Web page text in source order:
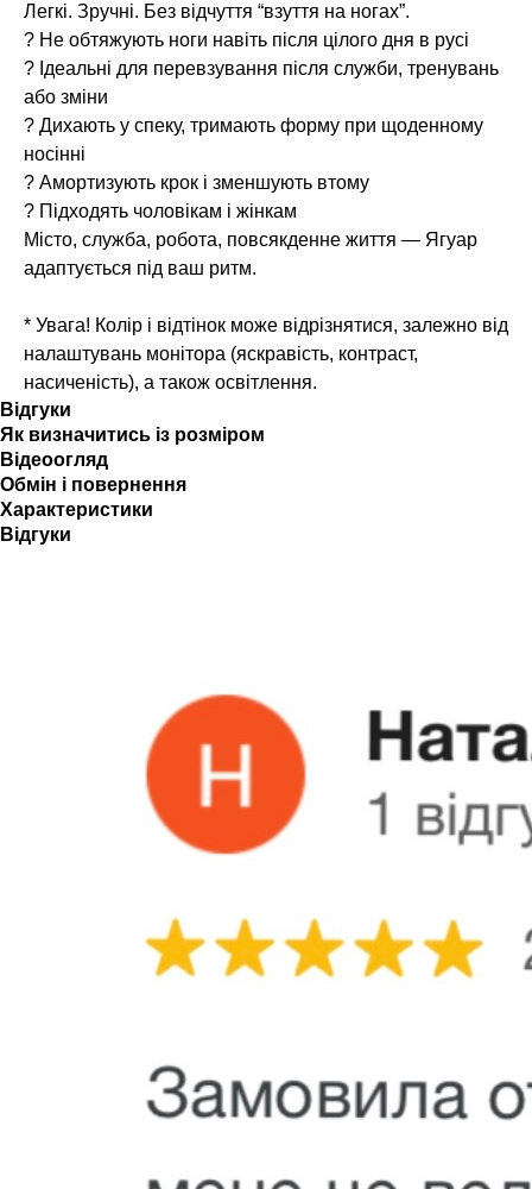
Легкі. Зручні. Без відчуття “взуття на ногах”.
? Не обтяжують ноги навіть після цілого дня в русі
? Ідеальні для перевзування після служби, тренувань
або зміни
? Дихають у спеку, тримають форму при щоденному
носінні
? Амортизують крок і зменшують втому
? Підходять чоловікам і жінкам
Місто, служба, робота, повсякденне життя — Ягуар
адаптується під ваш ритм.
* Увага! Колір і відтінок може відрізнятися, залежно від
налаштувань монітора (яскравість, контраст,
насиченість), а також освітлення.
Відгуки
Як визначитись із розміром
Відеоогляд
Обмін і повернення
Характеристики
Відгуки